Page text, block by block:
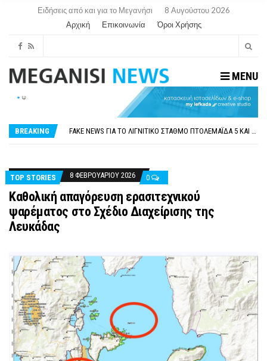
Ειδήσεις από και για το Μεγανήσι
8 Αυγούστου 2026
Αρχική
Επικοινωνία Όροι Χρήσης
MENU
BREAKING
ΠΑΡΑΙΤΉΘΗΚΕ Η ΑΝΤΙΔΉΜΑΡΧΟΣ ΠΟΛΙΤΙΣΜΟΎ ΜΕΓΑΝΗΣΊΟΥ Κ . ΕΥΑΓΓΕΛΊΑ ΜΕΛΆ. Η ΕΠΙΣΤΟΛΉ ΤΗΣ ΠΑΡΑΊΤΗΣΗΣ
FAKE NEWS ΓΙΑ ΤΟ ΛΙΓΝΙΤΙΚΌ ΣΤΑΘΜΌ ΠΤΟΛΕΜΑΪ́ΔΑ 5 ΚΑΙ ΤΗΝ ΕΝΕΡΓΕΙΑΚΉ ΑΣΦΆΛΕΙΑ ΤΗΣ ΧΏΡΑΣ
TOP STORIES
8 ΦΕΒΡΟΥΑΡΊΟΥ 2026 0
Καθολική απαγόρευση ερασιτεχνικού
ψαρέματος στο Σχέδιο Διαχείρισης της
Λευκάδας